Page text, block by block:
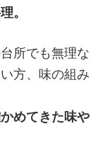
。
所でも無理な
方、味の組み
めてきた味や